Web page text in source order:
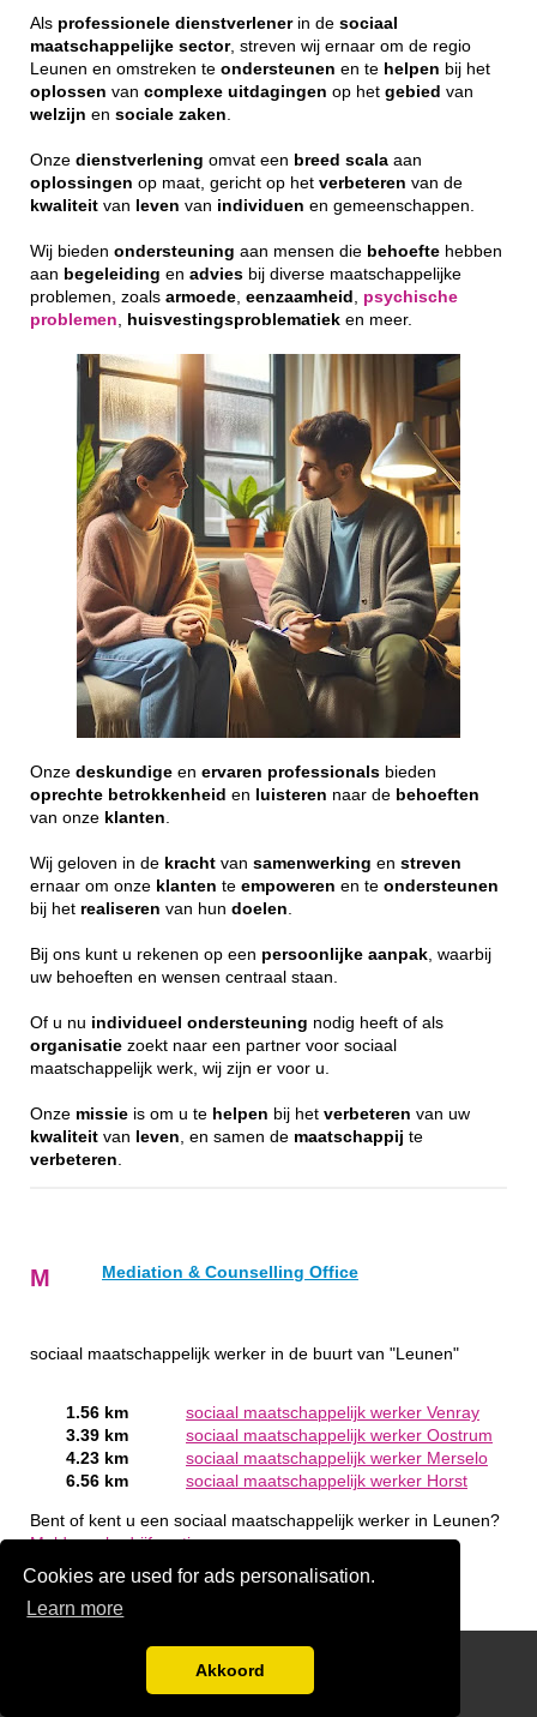
Cookies are used for ads personalisation.
Learn more
Akkoord
Als professionele dienstverlenerin de sociaal
maatschappelijke sector, streven wij ernaar om de regio
Leunen en omstreken te ondersteunen en te helpen bij het
oplossen van complexe uitdagingen op het gebied van
welzijn en sociale zaken
Onze dienstverlening omvat een breed scala aan
oplossingen op maat, gericht op het verbeteren van de
kwaliteit van leven van individuen en gemeenschappen.
Wij bieden ondersteuning aan mensen die behoefte hebben
aan begeleiding en advies bij diverse maatschappelijke
problemen, zoals armoede eenzaamheid
psychische
problemen
huisvestingsproblematiek en meer.
Onze deskundige en ervaren professionals bieden
oprechte betrokkenheid en luisteren naar de behoeften
van onze klanten
Wij geloven in de kracht van samenwerking en streven
ernaar om onze klanten te empoweren en te ondersteunen
bij het realiseren van hun doelen
Bij ons kunt u rekenen op een persoonlijke aanpak , waarbij
uw behoeften en wensen centraal staan.
Of u nu individueel ondersteuning nodig heeft of als
organisatie zoekt naar een partner voor sociaal
maatschappelijk werk, wij zijn er voor u.
Onze missie is om u te helpen bij het verbeteren van uw
kwaliteit van leven , en samen de maatschappij te
verbeteren
M Mediation & Counselling Office
sociaal maatschappelijk werker in de buurt van "Leunen"
1.56 km
sociaal maatschappelijk werker Venray
3.39 km
sociaal maatschappelijk werker Oostrum
4.23 km
sociaal maatschappelijk werker Merselo
6.56 km
sociaal maatschappelijk werker Horst
Bent of kent u een sociaal maatschappelijk werker in Leunen?
Meld een bedrijf gratis aan